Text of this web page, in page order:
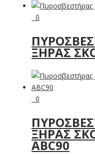
0
ΞΗΡΆΣ
0
ΞΗΡΆΣ
ABC90